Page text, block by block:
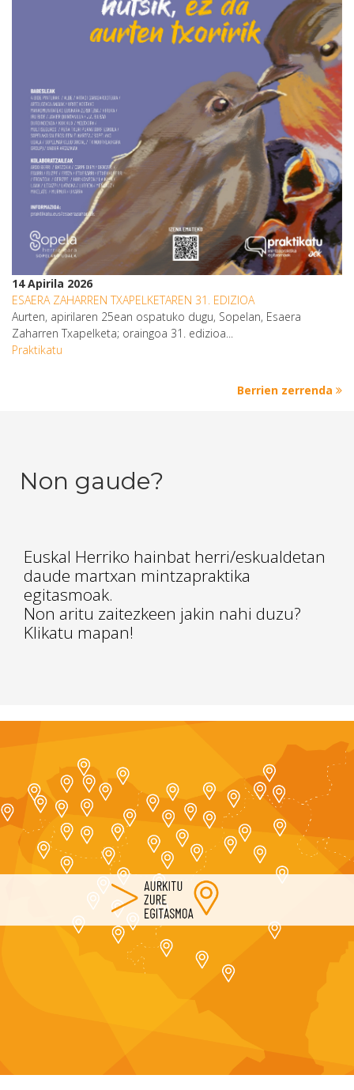
14 Apirila 2026
ESAERA ZAHARREN TXAPELKETAREN 31. EDIZIOA
Aurten, apirilaren 25ean ospatuko dugu, Sopelan, Esaera
Zaharren Txapelketa; oraingoa 31. edizioa...
Praktikatu
Berrien zerrenda
Non gaude?
Euskal Herriko hainbat herri/eskualdetan
daude martxan mintzapraktika
egitasmoak.
Non aritu zaitezkeen jakin nahi duzu?
Klikatu mapan!